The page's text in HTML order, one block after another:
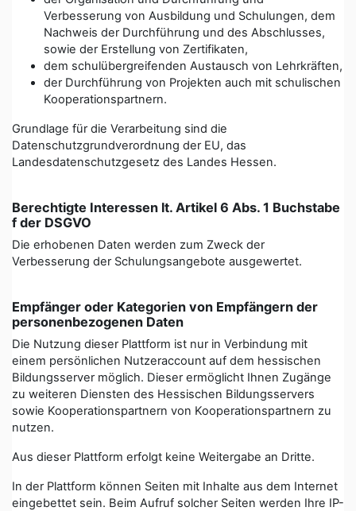
Verbesserung von Ausbildung und Schulungen, dem
Nachweis der Durchführung und des Abschlusses,
sowie der Erstellung von Zertifikaten,
dem schulübergreifenden Austausch von Lehrkräften,
der Durchführung von Projekten auch mit schulischen
Kooperationspartnern.
Grundlage für die Verarbeitung sind die
Datenschutzgrundverordnung der EU, das
Landesdatenschutzgesetz des Landes Hessen.
Berechtigte Interessen lt. Artikel 6 Abs. 1 Buchstabe
f der DSGVO
Die erhobenen Daten werden zum Zweck der
Verbesserung der Schulungsangebote ausgewertet.
Empfänger oder Kategorien von Empfängern der
personenbezogenen Daten
Die Nutzung dieser Plattform ist nur in Verbindung mit
einem persönlichen Nutzeraccount auf dem hessischen
Bildungsserver möglich. Dieser ermöglicht Ihnen Zugänge
zu weiteren Diensten des Hessischen Bildungsservers
sowie Kooperationspartnern von Kooperationspartnern zu
nutzen.
Aus dieser Plattform erfolgt keine Weitergabe an Dritte.
In der Plattform können Seiten mit Inhalte aus dem Internet
eingebettet sein. Beim Aufruf solcher Seiten werden Ihre IP-